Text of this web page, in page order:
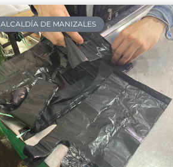
ALCALDÍA DE MANIZALES